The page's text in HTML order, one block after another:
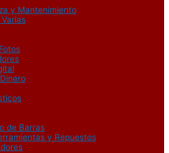
y Mantenimiento
de Barras
y Repuestos